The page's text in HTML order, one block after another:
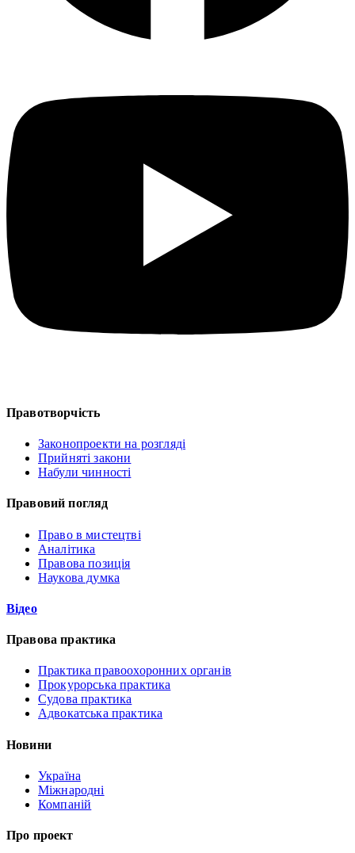
Правотворчість
Законопроекти на розгляді
Прийняті закони
Набули чинності
Правовий погляд
Право в мистецтві
Аналітика
Правова позиція
Наукова думка
Відео
Правова практика
Практика правоохоронних органів
Прокурорська практика
Судова практика
Адвокатська практика
Новини
Україна
Міжнародні
Компаній
Про проект